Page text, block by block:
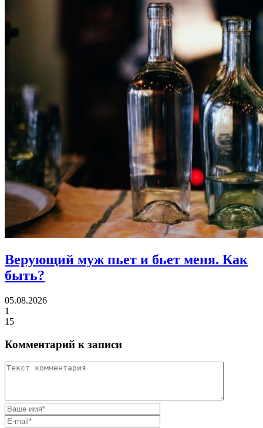
Верующий муж пьет и бьет меня. Как
быть?
05.08.2026
1
15
Комментарий к записи